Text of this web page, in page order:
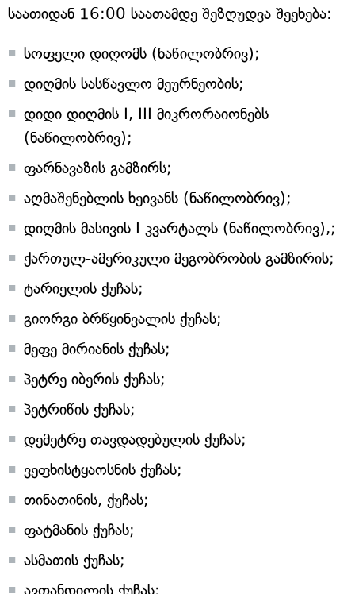
საათიდან 16:00 საათამდე შეზღუდვა შეეხება:
სოფელი დიღომს (ნაწილობრივ);
დიღმის სასწავლო მეურნეობის;
დიდი დიღმის I, III მიკრორაიონებს
(ნაწილობრივ);
ფარნავაზის გამზირს;
აღმაშენებლის ხეივანს (ნაწილობრივ);
დიღმის მასივის I კვარტალს (ნაწილობრივ),;
ქართულ-ამერიკული მეგობრობის გამზირის;
ტარიელის ქუჩას;
გიორგი ბრწყინვალის ქუჩას;
მეფე მირიანის ქუჩას;
პეტრე იბერის ქუჩას;
პეტრიწის ქუჩას;
დემეტრე თავდადებულის ქუჩას;
ვეფხისტყაოსნის ქუჩას;
თინათინის, ქუჩას;
ფატმანის ქუჩას;
ასმათის ქუჩას;